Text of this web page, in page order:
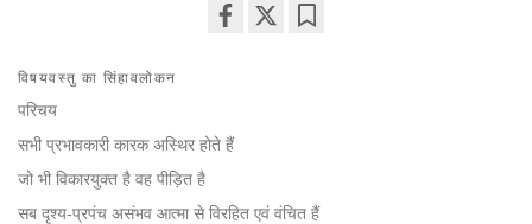
विषयवस्तु का सिंहावलोकन
परिचय
सभी प्रभावकारी कारक अस्थिर होते हैं
जो भी विकारयुक्त है वह पीड़ित है
सब दृश्य-प्रपंच असंभव आत्मा से विरहित एवं वंचित हैं